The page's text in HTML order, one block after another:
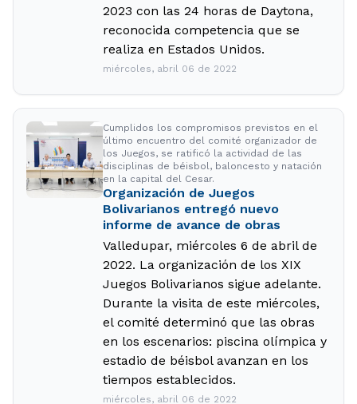
2023 con las 24 horas de Daytona,
reconocida competencia que se
realiza en Estados Unidos.
miércoles, abril 06 de 2022
Cumplidos los compromisos previstos en el
último encuentro del comité organizador de
los Juegos, se ratificó la actividad de las
disciplinas de béisbol, baloncesto y natación
en la capital del Cesar.
Organización de Juegos
Bolivarianos entregó nuevo
informe de avance de obras
Valledupar, miércoles 6 de abril de
2022. La organización de los XIX
Juegos Bolivarianos sigue adelante.
Durante la visita de este miércoles,
el comité determinó que las obras
en los escenarios: piscina olímpica y
estadio de béisbol avanzan en los
tiempos establecidos.
miércoles, abril 06 de 2022